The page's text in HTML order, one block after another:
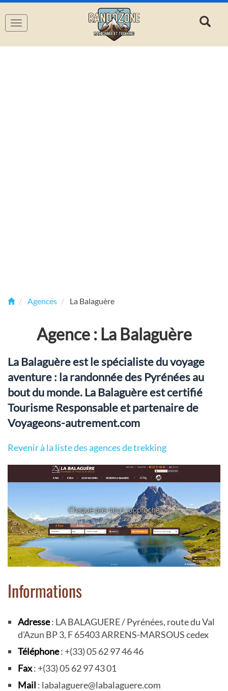
Navigation
Agences La Balaguère
Agence : La Balaguère
La Balaguère est le spécialiste du voyage
aventure : la randonnée des Pyrénées au
bout du monde. La Balaguère est certifié
Tourisme Responsable et partenaire de
Voyageons-autrement.com
Revenir à la liste des agences de trekking
Informations
Adresse: LA BALAGUERE / Pyrénées, route du Val
d'Azun BP 3, F 65403 ARRENS-MARSOUS cedex
Téléphone: +(33) 05 62 97 46 46
Fax: +(33) 05 62 97 43 01
Mail : labalaguere@labalaguere.com